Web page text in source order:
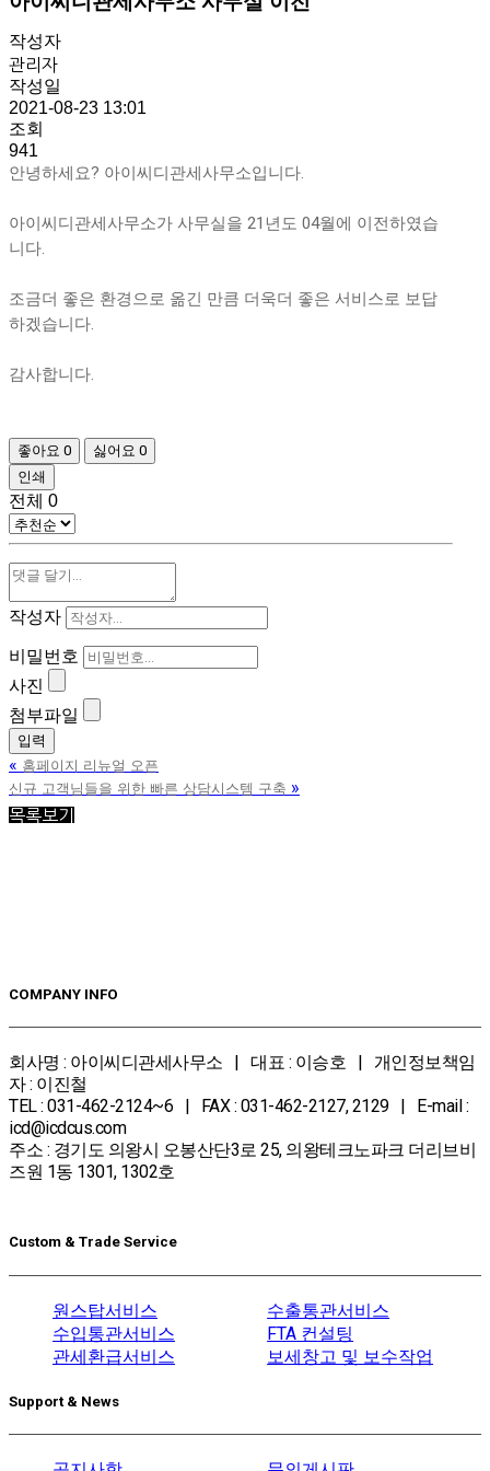
작성자
관리자
작성일
2021-08-23 13:01
조회
941
안녕하세요? 아이씨디관세사무소입니다.
아이씨디관세사무소가 사무실을 21년도 04월에 이전하였습
니다.
조금더 좋은 환경으로 옮긴 만큼 더욱더 좋은 서비스로 보답
하겠습니다.
감사합니다.
좋아요 0 싫어요 0
인쇄
전체 0
작성자
비밀번호
사진
첨부파일
« 홈페이지 리뉴얼 오픈
신규 고객님들을 위한 빠른 상담시스템 구축 »
목록보기
COMPANY INFO
회사명 : 아이씨디관세사무소 | 대표 : 이승호 | 개인정보책임
자 : 이진철
TEL : 031-462-2124~6 | FAX : 031-462-2127, 2129 | E-mail :
icd@icdcus.com
주소 : 경기도 의왕시 오봉산단3로 25, 의왕테크노파크 더리브비
즈원 1동 1301, 1302호
Custom & Trade Service
원스탑서비스
수출통관서비스
수입통관서비스
FTA 컨설팅
관세환급서비스
보세창고 및 보수작업
Support & News